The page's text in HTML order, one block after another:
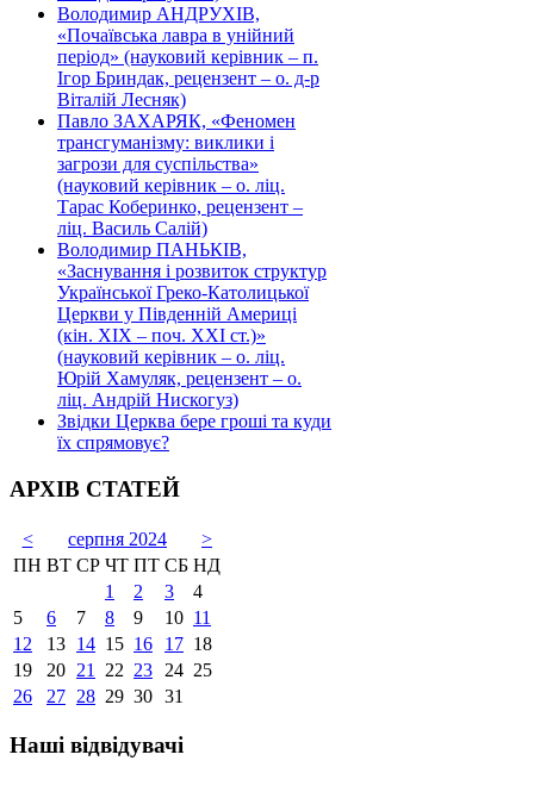
Володимир АНДРУХІВ,
«Почаївська лавра в унійний
період» (науковий керівник – п.
Ігор Бриндак, рецензент – о. д-р
Віталій Лесняк)
Павло ЗАХАРЯК, «Феномен
трансгуманізму: виклики і
загрози для суспільства»
(науковий керівник – о. ліц.
Тарас Коберинко, рецензент –
ліц. Василь Салій)
Володимир ПАНЬКІВ,
«Заснування і розвиток структур
Української Греко-Католицької
Церкви у Південній Америці
(кін. ХІХ – поч. ХХІ ст.)»
(науковий керівник – о. ліц.
Юрій Хамуляк, рецензент – о.
ліц. Андрій Нискогуз)
Звідки Церква бере гроші та куди
їх спрямовує?
АРХІВ СТАТЕЙ
< серпня 2024
>
ПН ВТ СР ЧТ ПТ СБ НД
1
2 3
4
5
6 7 8 9 10 11
12
13 14 15 16 17 18
19
20 21 22 23 24 25
26
27 28 29 30 31
Наші відвідувачі